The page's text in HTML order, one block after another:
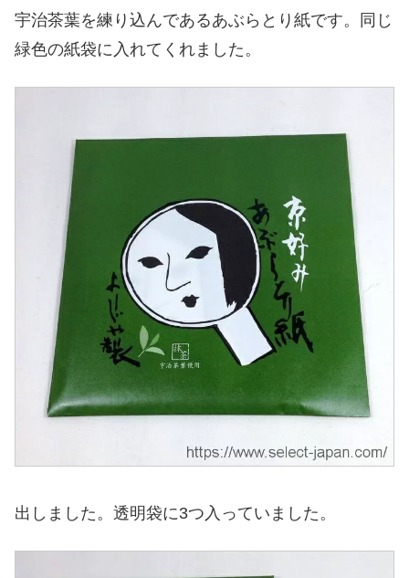
宇治茶葉を練り込んであるあぶらとり紙です。同じ
緑色の紙袋に入れてくれました。
出しました。透明袋に3つ入っていました。